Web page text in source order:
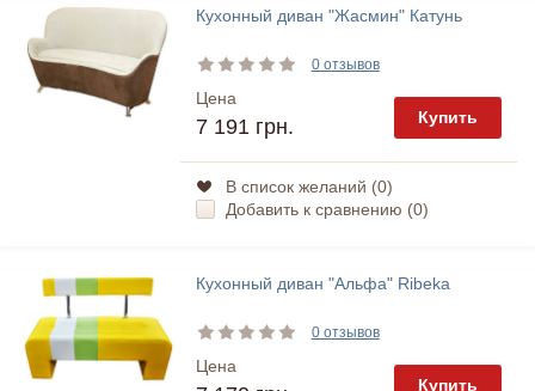
Кухонный диван "Жасмин" Катунь
0 отзывов
Цена
7 191 грн. Купить
В список желаний (0)
Добавить к сравнению (0)
Кухонный диван "Альфа" Ribeka
0 отзывов
Цена
Купить